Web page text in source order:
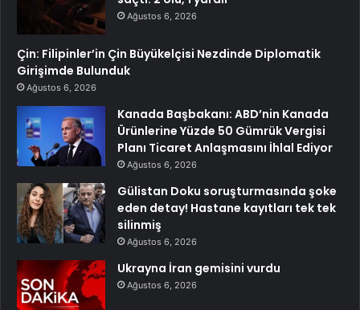
Ağustos 6, 2026
Çin: Filipinler’in Çin Büyükelçisi Nezdinde Diplomatik
Girişimde Bulunduk
Ağustos 6, 2026
Kanada Başbakanı: ABD’nin Kanada
Ürünlerine Yüzde 50 Gümrük Vergisi
Planı Ticaret Anlaşmasını İhlal Ediyor
Ağustos 6, 2026
Gülistan Doku soruşturmasında şoke
eden detay! Hastane kayıtları tek tek
silinmiş
Ağustos 6, 2026
Ukrayna İran gemisini vurdu
Ağustos 6, 2026